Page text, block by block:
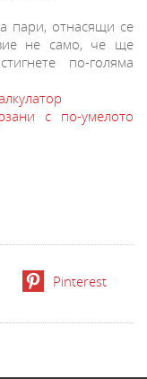
пари, отнасящи се
не само, че ще
по-голяма
с по-умелото
Pinterest